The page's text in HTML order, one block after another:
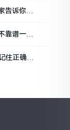
告诉你几
靠谱一文
住正确发